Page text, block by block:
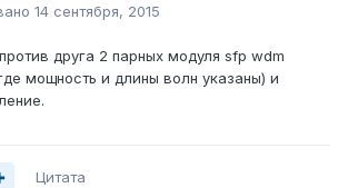
14 сентября, 2015
друга 2 парных модуля sfp wdm
мощность и длины волн указаны) и
Цитата